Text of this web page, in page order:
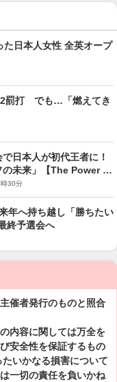
た日本人女性 全英オープ
罰打 でも…「燃えてき
日本人が初代王者に！
の未来」【The Power of
】
30分
年へ持ち越し「勝ちたい
終予選会へ
催者発行のものと照合
内容に関しては万全を
安全性を保証するもの
いかなる損害について
一切の責任を負いかね